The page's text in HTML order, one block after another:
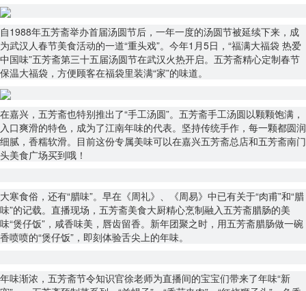
自1988年五芳斋举办首届汤圆节后，一年一度的汤圆节被延续下来，成
为武汉人春节美食活动的一道“重头戏”。今年1月5日，“福满大福袋 热爱
中国味”五芳斋第三十五届汤圆节在武汉火热开启。五芳斋精心定制春节
保温大福袋，方便顾客在福袋里装满“家”的味道。
在嘉兴，五芳斋也特别推出了“手工汤圆”。五芳斋手工汤圆以颗颗饱满，
入口爽滑的特色，成为了江南年味的代表。坚持传统手作，每一颗都圆润
细腻，香糯软滑。目前这份专属美味可以在嘉兴五芳斋总店和五芳斋南门
头美食广场买到哦！
大寒食俗，还有“腊味”。早在《周礼》、《周易》中已有关于“肉甫”和“腊
味”的记载。直播现场，五芳斋美食大厨精心烹制融入五芳斋腊肠的美
味“煲仔饭”，咸香味美，唇齿留香。新年团聚之时，用五芳斋腊肠做一碗
香喷喷的“煲仔饭”，即刻体验舌尖上的年味。
年味渐浓，五芳斋节令知识官徐老师为直播间的宝宝们带来了年味“新